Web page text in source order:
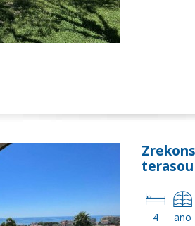
4 ano